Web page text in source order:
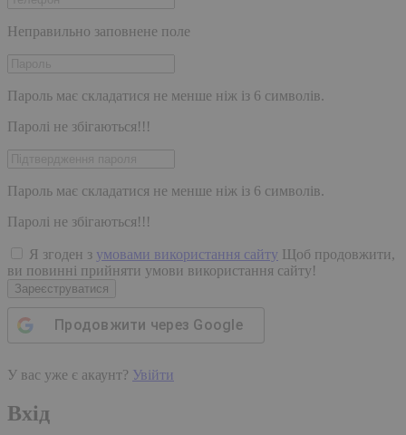
Неправильно заповнене поле
Пароль має складатися не менше ніж із 6 символів.
Паролі не збігаються!!!
Пароль має складатися не менше ніж із 6 символів.
Паролі не збігаються!!!
Я згоден з умовами використання сайту Щоб продовжити,
ви повинні прийняти умови використання сайту!
Зареєструватися
Продовжити через Google
У вас уже є акаунт? Увійти
Вхід